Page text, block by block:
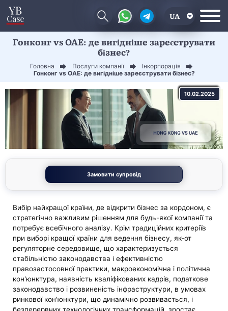
UA
EN
Гонконг vs ОАЕ: де вигідніше зареєструвати
бізнес?
Головна Послуги компанії
Інкорпорація
Гонконг vs ОАЕ: де вигідніше зареєструвати бізнес?
10.02.2025
Замовити супровід
Вибір найкращої країни, де відкрити бізнес за кордоном, є
стратегічно важливим рішенням для будь-якої компанії та
потребує всебічного аналізу. Крім традиційних критеріїв
при виборі кращої країни для ведення бізнесу, як-от
регуляторне середовище, що характеризується
стабільністю законодавства і ефективністю
правозастосовної практики, макроекономічна і політична
кон'юнктура, наявність кваліфікованих кадрів, податкове
законодавство і розвиненість інфраструктури, в умовах
ринкової кон'юнктури, що динамічно розвивається, і